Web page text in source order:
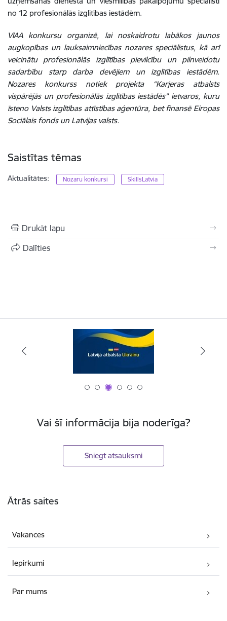
no 12 profesionālās izglītības iestādēm.
VIAA konkursu organizē, lai noskaidrotu labākos jaunos
augkopības un lauksaimniecības nozares speciālistus, kā arī
veicinātu profesionālās izglītības pievilcību un pilnveidotu
sadarbību starp darba devējiem un izglītības iestādēm.
Nozares konkurss notiek projekta “Karjeras atbalsts
vispārējās un profesionālās izglītības iestādēs” ietvaros, kuru
īsteno Valsts izglītības attīstības aģentūra, bet finansē Eiropas
Sociālais fonds un Latvijas valsts.
Saistītas tēmas
Aktualitātes: Nozaru konkursi SkillsLatvia
Drukāt lapu
Dalīties
Vai šī informācija bija noderīga?
Sniegt atsauksmi
Ātrās saites
Vakances
Iepirkumi
Par mums